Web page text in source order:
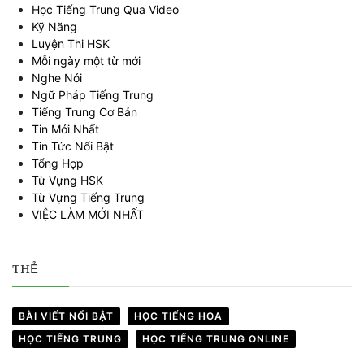
Học Tiếng Trung Qua Video
Kỹ Năng
Luyện Thi HSK
Mỗi ngày một từ mới
Nghe Nói
Ngữ Pháp Tiếng Trung
Tiếng Trung Cơ Bản
Tin Mới Nhất
Tin Tức Nổi Bật
Tổng Hợp
Từ Vựng HSK
Từ Vựng Tiếng Trung
VIỆC LÀM MỚI NHẤT
THẺ
BÀI VIẾT NỔI BẬT
HỌC TIẾNG HOA
HỌC TIẾNG TRUNG
HỌC TIẾNG TRUNG ONLINE